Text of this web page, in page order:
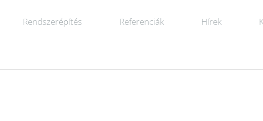
Rendszerépítés Referenciák Hírek